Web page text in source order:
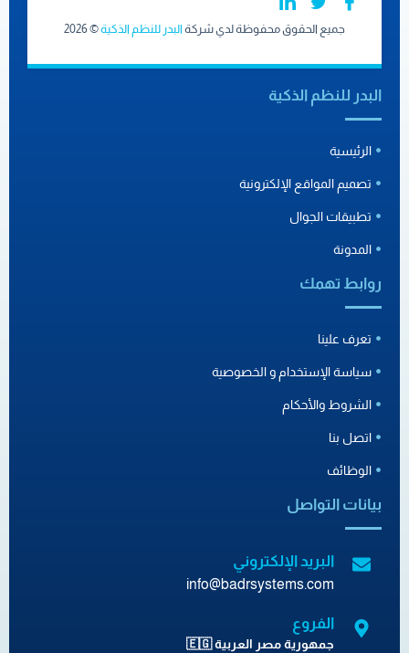
جميع الحقوق محفوظة لدي شركة البدر للنظم الذكية© 2026
البدر للنظم الذكية
الرئيسية
تصميم المواقع الإلكترونية
تطبيقات الجوال
المدونة
روابط تهمك
تعرف علينا
سياسة الإستخدام و الخصوصية
الشروط والأحكام
اتصل بنا
الوظائف
بيانات التواصل
البريد الإلكتروني
info@badrsystems.com
الفروع
جمهورية مصر العربية 🇪🇬